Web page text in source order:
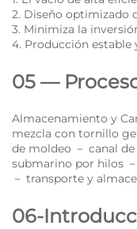
2. Diseño optimizado
3. Minimiza la
4. Producción estable
05 —
Almacenamiento y
mezcla con tornillo
de moldeo － canal
submarino por hilos
－ transporte y
06-